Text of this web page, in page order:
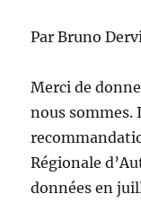
Par Bruno
Merci de
nous sommes.
Régionale
données en